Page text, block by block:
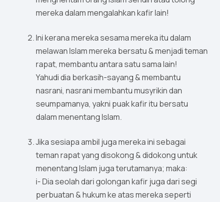
mereka dalam mengalahkan kafir lain!
Ini kerana mereka sesama mereka itu dalam
melawan Islam mereka bersatu & menjadi teman
rapat, membantu antara satu sama lain!
Yahudi dia berkasih-sayang & membantu
nasrani, nasrani membantu musyrikin dan
seumpamanya, yakni puak kafir itu bersatu
dalam menentang Islam.
Jika sesiapa ambil juga mereka ini sebagai
teman rapat yang disokong & didokong untuk
menentang Islam juga terutamanya; maka:
i- Dia seolah dari golongan kafir juga dari segi
perbuatan & hukum ke atas mereka seperti